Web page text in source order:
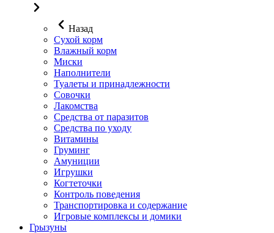
Назад
Сухой корм
Влажный корм
Миски
Наполнители
Туалеты и принадлежности
Совочки
Лакомства
Средства от паразитов
Средства по уходу
Витамины
Груминг
Амуниции
Игрушки
Когтеточки
Контроль поведения
Транспортировка и содержание
Игровые комплексы и домики
Грызуны